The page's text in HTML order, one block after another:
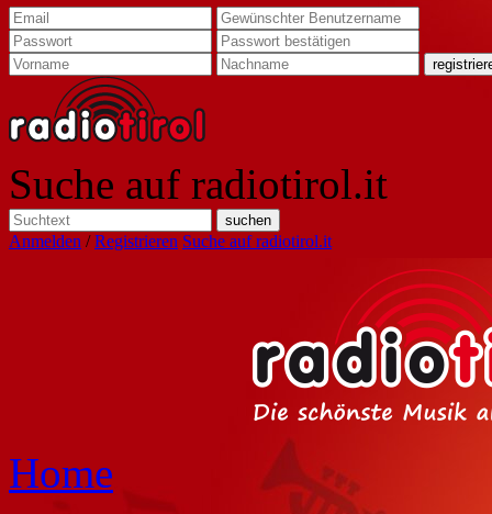
Suche auf radiotirol.it
Anmelden /Registrieren Suche auf radiotirol.it
Home